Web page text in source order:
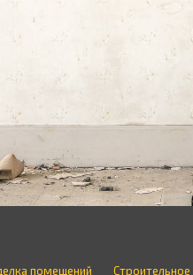
помещений